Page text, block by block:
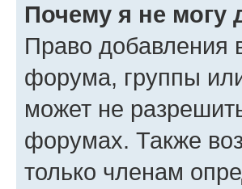
Почему я не могу
Право добавления
форума, группы
может не
форумах. Также
только членам